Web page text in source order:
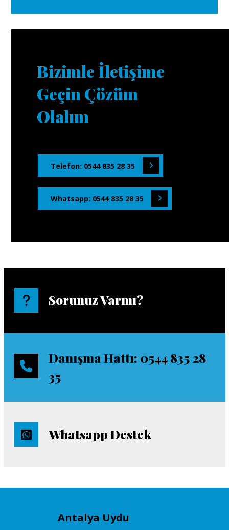
Bizimle İletişime
Geçin Çözüm
Olalım
Telefon: 0544 835 28 35
Whatsapp: 0544 835 28 35
Sorunuz Varmı?
Danışma Hattı: 0544 835 28
35
Whatsapp Destek
Antalya Uydu